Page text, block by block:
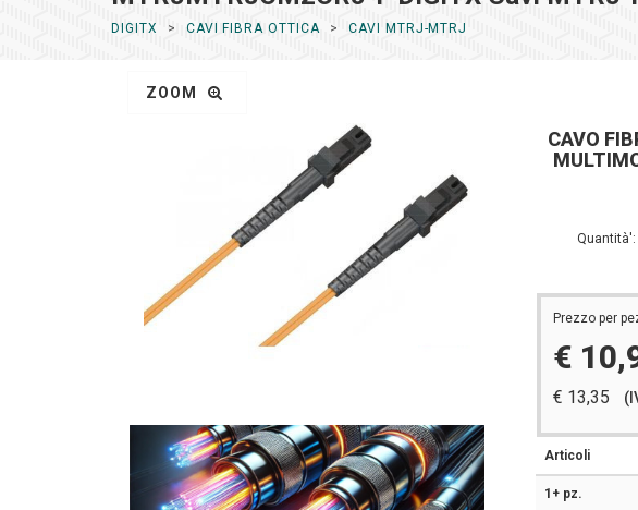
DIGITX CAVI FIBRA OTTICA CAVI MTRJ-MTRJ
ZOOM
CAVO
Quantità':
Prezzo per
€
€ 13,35
Articoli
1+ pz.